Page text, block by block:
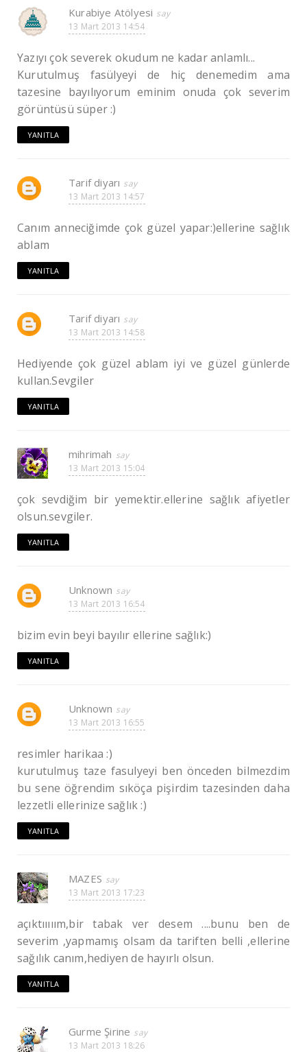
Kurabiye Atölyesi
13 Mart 2013 14:54
Yazıyı çok severek okudum ne kadar anlamlı...
Kurutulmuş fasülyeyi de hiç denemedim ama
tazesine bayılıyorum eminim onuda çok severim
görüntüsü süper :)
YANITLA
Tarif diyarı
13 Mart 2013 14:57
Canım anneciğimde çok güzel yapar:)ellerine sağlık
ablam
YANITLA
Tarif diyarı
13 Mart 2013 14:58
Hediyende çok güzel ablam iyi ve güzel günlerde
kullan.Sevgiler
YANITLA
mihrimah
13 Mart 2013 15:04
çok sevdiğim bir yemektir.ellerine sağlık afiyetler
olsun.sevgiler.
YANITLA
Unknown
13 Mart 2013 16:54
bizim evin beyi bayılır ellerine sağlık:)
YANITLA
Unknown
13 Mart 2013 16:55
resimler harikaa :)
kurutulmuş taze fasulyeyi ben önceden bilmezdim
bu sene öğrendim sıköça pişirdim tazesinden daha
lezzetli ellerinize sağlık :)
YANITLA
MAZES
13 Mart 2013 17:23
açıktııııım,bir tabak ver desem ....bunu ben de
severim ,yapmamış olsam da tariften belli ,ellerine
sağılık canım,hediyen de hayırlı olsun.
YANITLA
Gurme Şirine
13 Mart 2013 18:26